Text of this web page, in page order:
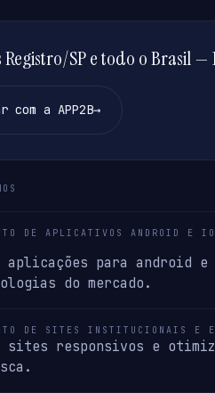
SP e todo o Brasil —
com a APP2B→
DE APLICATIVOS ANDROID E
aplicações para android
do mercado.
DE SITES INSTITUCIONAIS E E-
sites responsivos e